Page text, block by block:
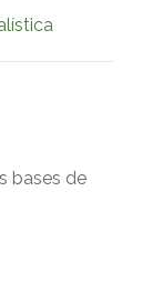
bases de